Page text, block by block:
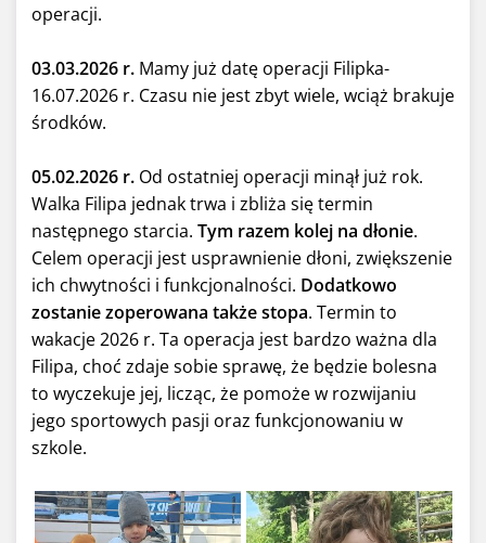
operacji.
03.03.2026 r. Mamy już datę operacji Filipka-
16.07.2026 r. Czasu nie jest zbyt wiele, wciąż brakuje
środków.
05.02.2026 r. Od ostatniej operacji minął już rok.
Walka Filipa jednak trwa i zbliża się termin
następnego starcia. Tym razem kolej na dłonie.
Celem operacji jest usprawnienie dłoni, zwiększenie
ich chwytności i funkcjonalności. Dodatkowo
zostanie zoperowana także stopa. Termin to
wakacje 2026 r. Ta operacja jest bardzo ważna dla
Filipa, choć zdaje sobie sprawę, że będzie bolesna
to wyczekuje jej, licząc, że pomoże w rozwijaniu
jego sportowych pasji oraz funkcjonowaniu w
szkole.